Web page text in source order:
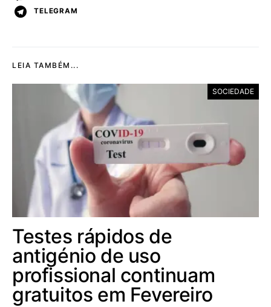
TELEGRAM
LEIA TAMBÉM...
SOCIEDADE
Testes rápidos de
antigénio de uso
profissional continuam
gratuitos em Fevereiro